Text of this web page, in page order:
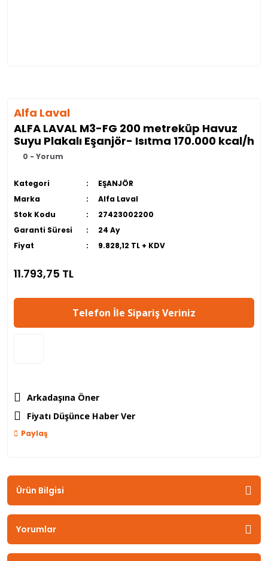
Alfa Laval
ALFA LAVAL M3-FG 200 metreküp Havuz
Suyu Plakalı Eşanjör- Isıtma 170.000 kcal/h
0 - Yorum
Kategori
EŞANJÖR
Marka
Alfa Laval
Stok Kodu
27423002200
Garanti Süresi
24 Ay
Fiyat
9.828,12 TL + KDV
11.793,75 TL
Telefon İle Sipariş Veriniz
Arkadaşına Öner
Fiyatı Düşünce Haber Ver
Paylaş
Ürün Bilgisi
Yorumlar